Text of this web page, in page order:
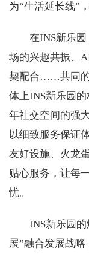
为“生活延长线”
在INS新乐
场的兴趣共振、
契配合……共同的
体上INS新乐园
年社交空间的强
以细致服务保证
友好设施、火龙
贴心服务，让每
忧。
INS新乐园
展”融合发展战